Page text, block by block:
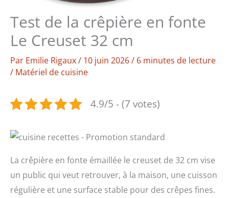
Test de la crêpière en fonte
Le Creuset 32 cm
Par Emilie Rigaux/ 10 juin 2026/ 6 minutes de lecture
/ Matériel de cuisine
4.9/5 - (7 votes)
La crêpière en fonte émaillée le creuset de 32 cm vise
un public qui veut retrouver, à la maison, une cuisson
régulière et une surface stable pour des crêpes fines.